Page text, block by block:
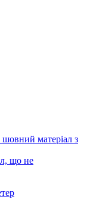
матеріал з
що не